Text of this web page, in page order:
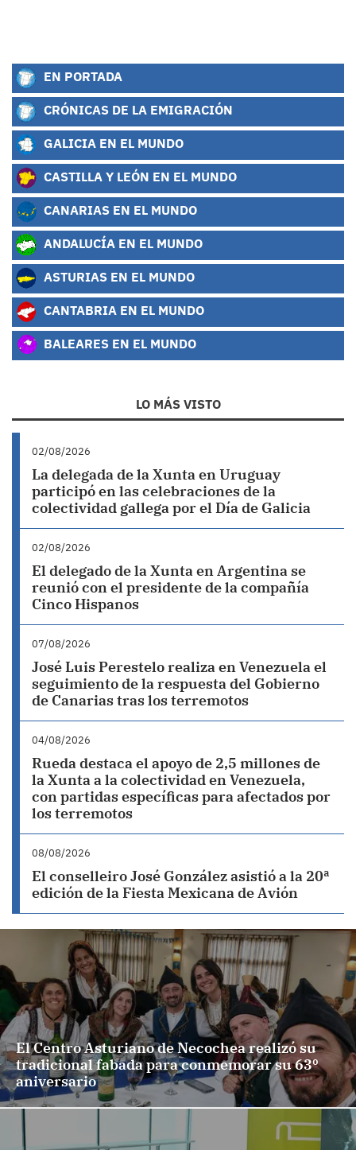
EN PORTADA
CRÓNICAS DE LA EMIGRACIÓN
GALICIA EN EL MUNDO
CASTILLA Y LEÓN EN EL MUNDO
CANARIAS EN EL MUNDO
ANDALUCÍA EN EL MUNDO
ASTURIAS EN EL MUNDO
CANTABRIA EN EL MUNDO
BALEARES EN EL MUNDO
LO MÁS VISTO
02/08/2026
La delegada de la Xunta en Uruguay
participó en las celebraciones de la
colectividad gallega por el Día de Galicia
02/08/2026
El delegado de la Xunta en Argentina se
reunió con el presidente de la compañía
Cinco Hispanos
07/08/2026
José Luis Perestelo realiza en Venezuela el
seguimiento de la respuesta del Gobierno
de Canarias tras los terremotos
04/08/2026
Rueda destaca el apoyo de 2,5 millones de
la Xunta a la colectividad en Venezuela,
con partidas específicas para afectados por
los terremotos
08/08/2026
El conselleiro José González asistió a la 20ª
edición de la Fiesta Mexicana de Avión
El Centro Asturiano de Necochea realizó su
tradicional fabada para conmemorar su 63º
aniversario